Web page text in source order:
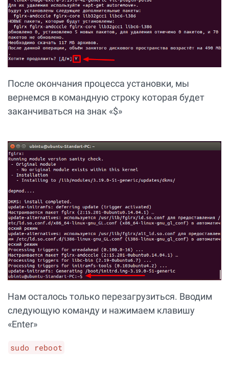
После окончания процесса установки, мы
вернемся в командную строку которая будет
заканчиваться на знак «$»
Нам осталось только перезагрузиться. Вводим
следующую команду и нажимаем клавишу
«Enter»
sudo reboot